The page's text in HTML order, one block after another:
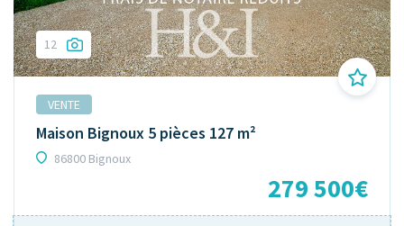
12
VENTE
Maison Bignoux 5 pièces 127 m²
86800 Bignoux
279 500€